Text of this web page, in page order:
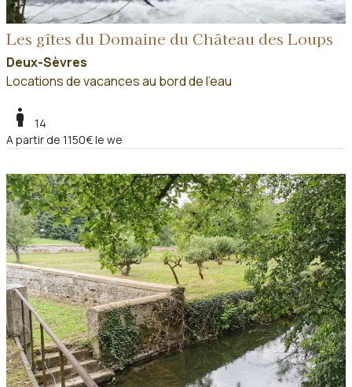
Les gîtes du Domaine du Château des Loups
Deux-Sèvres
Locations de vacances au bord de l'eau
boy
14
A partir de 1150€ le we